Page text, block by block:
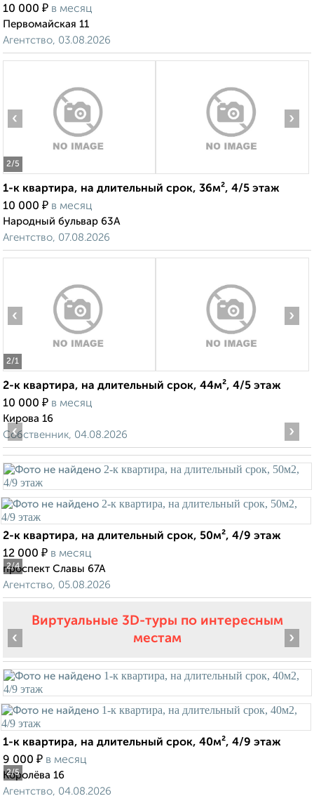
10 000 ₽ в месяц
Первомайская 11
Агентство, 03.08.2026
2/5
‹ ›
1-к квартира, на длительный срок, 36м², 4/5 этаж
10 000 ₽ в месяц
Народный бульвар 63А
Агентство, 07.08.2026
2/1
‹ ›
2-к квартира, на длительный срок, 44м², 4/5 этаж
10 000 ₽ в месяц
Кирова 16
Собственник, 04.08.2026
2/4
‹ ›
2-к квартира, на длительный срок, 50м², 4/9 этаж
12 000 ₽ в месяц
проспект Славы 67А
Агентство, 05.08.2026
Виртуальные 3D-туры по интересным
местам
2/5
‹ ›
1-к квартира, на длительный срок, 40м², 4/9 этаж
9 000 ₽ в месяц
Королёва 16
Агентство, 04.08.2026